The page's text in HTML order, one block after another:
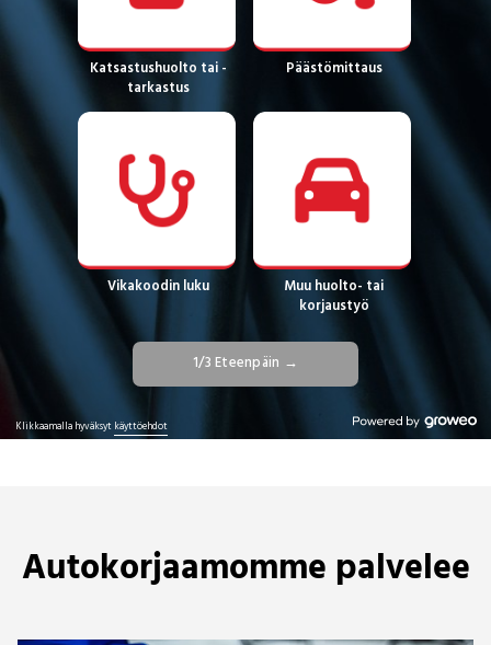
Autokorjaamomme palvelee